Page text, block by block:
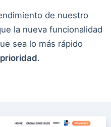
de nuestro
la nueva funcionalidad
sea lo más rápido
.